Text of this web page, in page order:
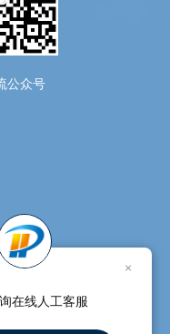
公众号
1号库
×
在线人工客服